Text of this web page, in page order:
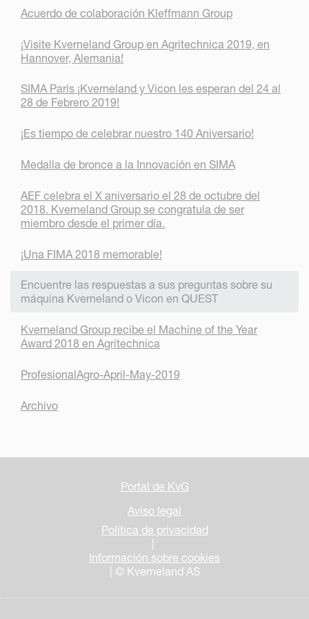
Acuerdo de colaboración Kleffmann Group
¡Visite Kverneland Group en Agritechnica 2019, en
Hannover, Alemania!
SIMA París ¡Kverneland y Vicon les esperan del 24 al
28 de Febrero 2019!
¡Es tiempo de celebrar nuestro 140 Aniversario!
Medalla de bronce a la Innovación en SIMA
AEF celebra el X aniversario el 28 de octubre del
2018. Kverneland Group se congratula de ser
miembro desde el primer día.
¡Una FIMA 2018 memorable!
Encuentre las respuestas a sus preguntas sobre su
máquina Kverneland o Vicon en QUEST
Kverneland Group recibe el Machine of the Year
Award 2018 en Agritechnica
ProfesionalAgro-April-May-2019
Archivo
Portal de KvG
Aviso legal
Política de privacidad
|
Información sobre cookies
| © Kverneland AS